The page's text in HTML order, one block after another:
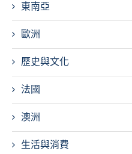
東南亞
歐洲
歷史與文化
法國
澳洲
生活與消費